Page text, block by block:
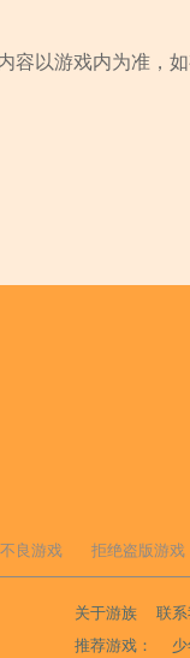
容以游戏内为准，
良游戏 拒绝盗版游戏
关于游族 联
推荐游戏：